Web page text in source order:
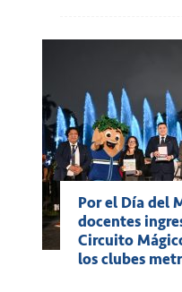
Por el Día del
docentes
Circuito
los clubes